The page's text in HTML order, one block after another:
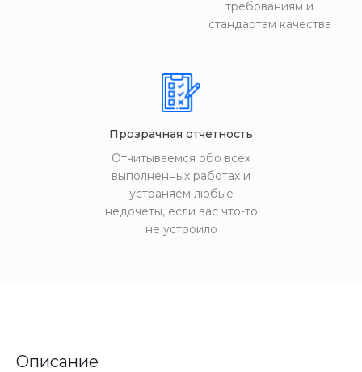
требованиям и
стандартам качества
Прозрачная отчетность
Отчитываемся обо всех
выполненных работах и
устраняем любые
недочеты, если вас что-то
не устроило
Описание